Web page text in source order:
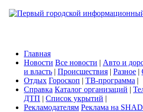
Главная
Новости Все новости | Авто и
и власть | Происшествия | Разное |
Отдых Гороскоп | ТВ-программа |
Справка Каталог организаций |
ДТП | Список укрытий |
Рекламодателям Реклама на